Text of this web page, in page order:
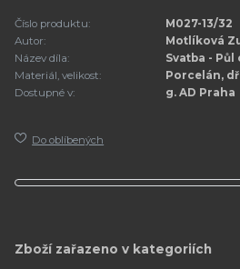
Číslo produktu:
M027-13/32
Autor:
Motlíková
Název díla:
Svatba - Půl
Materiál, velikost:
Porcelán,
Dostupné v:
g. AD Praha
Do oblíbených
Zboží zařazeno v kategoriích